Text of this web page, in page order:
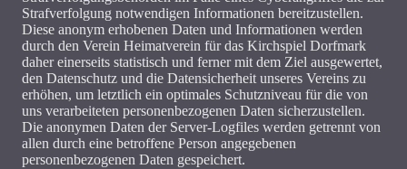
Strafverfolgung notwendigen Informationen bereitzustellen.
Diese anonym erhobenen Daten und Informationen werden
durch den Verein Heimatverein für das Kirchspiel Dorfmark
daher einerseits statistisch und ferner mit dem Ziel ausgewertet,
den Datenschutz und die Datensicherheit unseres Vereins zu
erhöhen, um letztlich ein optimales Schutzniveau für die von
uns verarbeiteten personenbezogenen Daten sicherzustellen.
Die anonymen Daten der Server-Logfiles werden getrennt von
allen durch eine betroffene Person angegebenen
personenbezogenen Daten gespeichert.